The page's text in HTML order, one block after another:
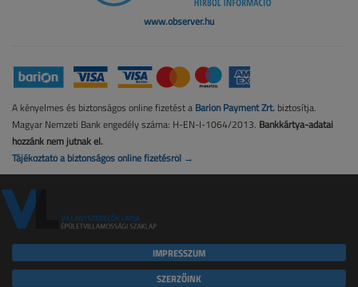
www.observer.hu
A kényelmes és biztonságos online fizetést a Barion Payment Zrt. biztosítja.
Magyar Nemzeti Bank engedély száma: H-EN-I-1064/2013. Bankkártya-adatai
hozzánk nem jutnak el.
Tájékoztató a biztonságos online fizetésről →
IMPRESSZUM
SZERZŐINK